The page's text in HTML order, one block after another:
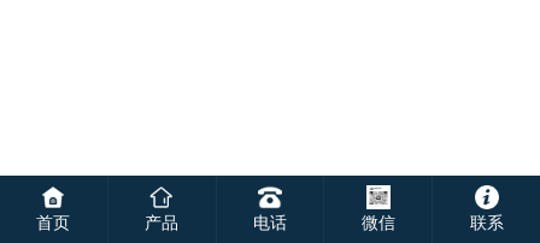
首页 产品 电话 微信 联系